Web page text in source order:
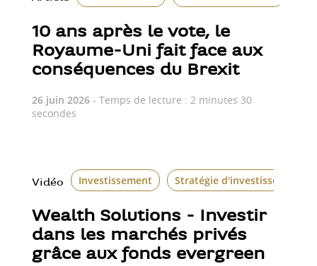
10 ans après le vote, le
Royaume-Uni fait face aux
conséquences du Brexit
26 juin 2026- Temps de lecture : 2 minutes 30
secondes
Vidéo Investissement Stratégie d'investissement
Wealth Solutions - Investir
dans les marchés privés
grâce aux fonds evergreen